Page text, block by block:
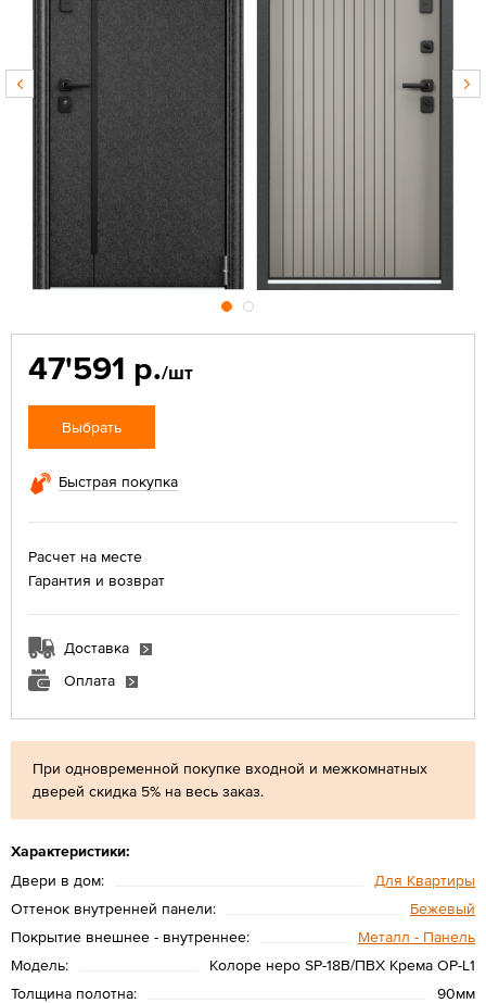
При одновременной покупке входной и межкомнатных
дверей скидка 5% на весь заказ.
Характеристики:
Двери в дом:
Для Квартиры
Оттенок внутренней панели:
Бежевый
Покрытие внешнее - внутреннее:
Металл - Панель
Модель:
Колоре неро SP-18B/ПВХ Крема OP-L1
Толщина полотна:
90мм
47'591 р./шт
Выбрать
Быстрая покупка
Расчет на месте
Гарантия и возврат
Доставка
Оплата